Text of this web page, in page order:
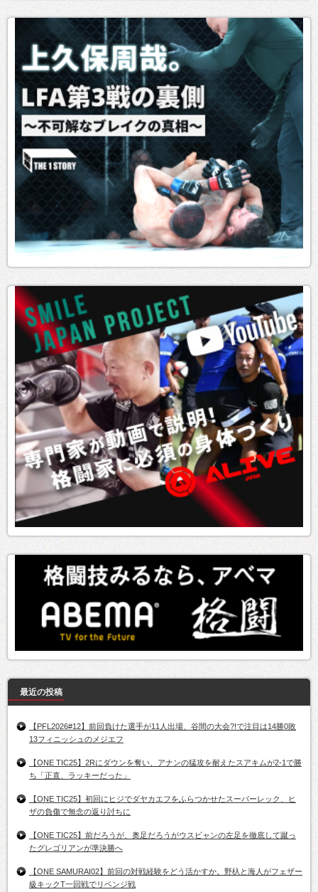
最近の投稿
【PFL2026#12】前回負けた選手が11人出場、谷間の大会?!で注目は14勝0敗
13フィニッシュのメジエフ
【ONE TIC25】2Rにダウンを奪い、アナンの猛攻を耐えたスアキムが2-1で勝
ち「正直、ラッキーだった」
【ONE TIC25】初回にヒジでダヤカエフをふらつかせたスーパーレック、ヒ
ザの負傷で無念の返り討ちに
【ONE TIC25】前だろうが、奥足だろうがウスビャンの左足を徹底して蹴っ
たグレゴリアンが準決勝へ
【ONE SAMURAI02】前回の対戦経験をどう活かすか。野杁と海人がフェザー
級キックT一回戦でリベンジ戦